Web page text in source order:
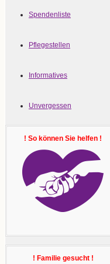
Spendenliste
Pflegestellen
Informatives
Unvergessen
! So können Sie helfen !
! Familie gesucht !